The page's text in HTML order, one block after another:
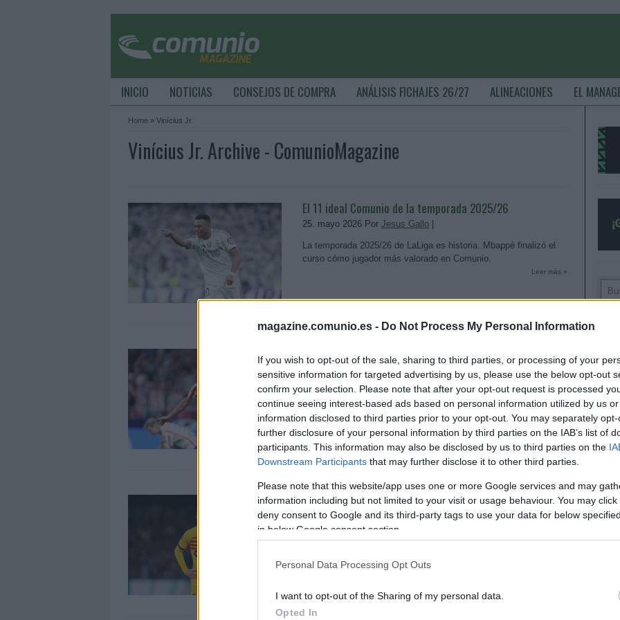
magazine.comunio.es - Do Not Process My Personal Information
If you wish to opt-out of the sale, sharing to third parties, or processing of your
sensitive information for targeted advertising by us, please use the below opt-out
confirm your selection. Please note that after your opt-out request is processed
continue seeing interest-based ads based on personal information utilized by us
information disclosed to third parties prior to your opt-out. You may separately
further disclosure of your personal information by third parties on the IAB’s list of
participants. This information may also be disclosed by us to third parties on the
Downstream Participants that may further disclose it to other third parties.
Please note that this website/app uses one or more Google services and may
information including but not limited to your visit or usage behaviour. You may
deny consent to Google and its third-party tags to use your data for below
in below Google consent section.
Personal Data Processing Opt Outs
I want to opt-out of the Sharing of my personal data.
Opted In
INICIO NOTICIAS CONSEJOS DE COMPRA ANÁLISIS FICHAJES 26/27 ALINEACIONES EL
Home » Vinícius Jr.
Vinícius Jr. Archive - ComunioMagazine
El 11 ideal Comunio de la temporada 2025/26
25. mayo 2026 Por Jesus Gallo
La temporada 2025/26 de LaLiga es historia. Mbappé finalizó el
curso cómo jugador más valorado en Comunio.
Leer más »
Valores de mercado: los ganadores y perdedores de la
semana (13-19 de septiembre)
19. septiembre 2025 PorJesus Gallo|
Estos futbolistas son los que más han subido y bajado su valor
de mercado entre el 13 y 19 de septiembre
Leer más »
Valores de mercado: los ganadores y perdedores de la
semana (9-15 agosto)
de mercado entre el 9 y 15 de agosto en Comunio.